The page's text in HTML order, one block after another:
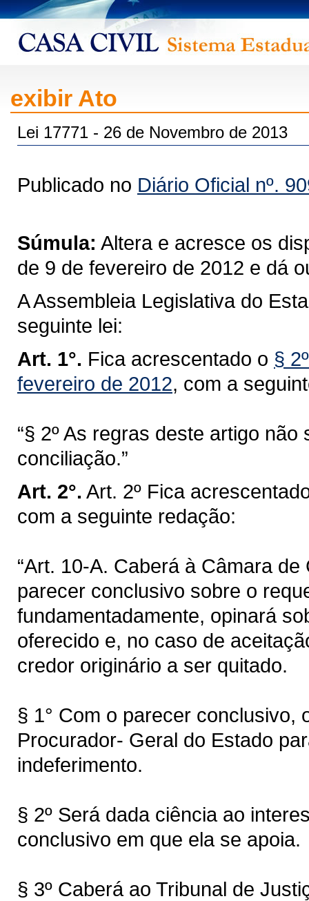
exibir Ato
Lei 17771 - 26 de Novembro de 2013
Publicado no Diário Oficial nº.
Súmula: Altera e acresce os
de 9 de fevereiro de 2012 e dá
A Assembleia Legislativa do
seguinte lei:
Art. 1°. Fica acrescentado o §
fevereiro de 2012, com a
“§ 2º As regras deste artigo
conciliação.”
Art. 2°. Art. 2º Fica
com a seguinte redação:
“Art. 10-A. Caberá à Câmara
parecer conclusivo sobre o
fundamentadamente, opinará
oferecido e, no caso de
credor originário a ser quitado.
§ 1° Com o parecer conclusivo,
Procurador- Geral do Estado
indeferimento.
§ 2º Será dada ciência ao
conclusivo em que ela se apoia.
§ 3º Caberá ao Tribunal de